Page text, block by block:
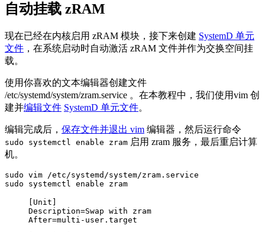
自动挂载 zRAM
现在已经在内核启用 zRAM 模块，接下来创建 SystemD 单元
文件 ，在系统启动时自动激活 zRAM 文件并作为交换空间挂
载。
使用你喜欢的文本编辑器创建文件
/etc/systemd/system/zram.service 。在本教程中，我们使用vim 创
建并编辑文件 SystemD 单元文件。
编辑完成后， 保存文件并退出 vim 编辑器，然后运行命令
sudo systemctl enable zram 启用 zram 服务，最后重启计算
机。
sudo vim /etc/systemd/system/zram.service
sudo systemctl enable zram
[Unit]
Description=Swap with zram
After=multi-user.target